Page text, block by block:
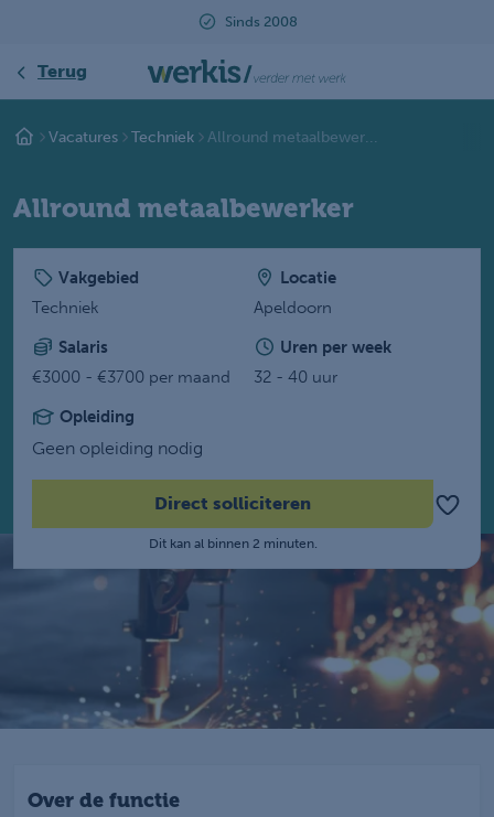
Sinds 2008
Terug
Vacatures Techniek Allround metaalbewer...
Allround metaalbewerker
Vakgebied
Techniek
Locatie
Apeldoorn
Salaris
€3000 - €3700 per maand
Uren per week
32 - 40 uur
Opleiding
Geen opleiding nodig
Direct solliciteren
Dit kan al binnen 2 minuten.
Over de functie